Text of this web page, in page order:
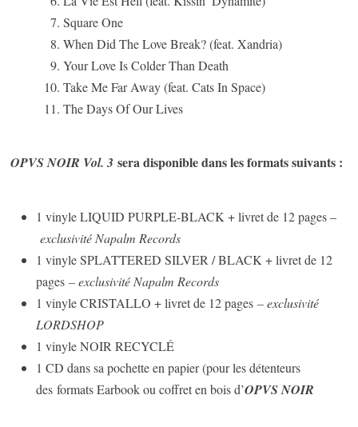
Square One
When Did The Love Break? (feat. Xandria)
Your Love Is Colder Than Death
Take Me Far Away (feat. Cats In Space)
The Days Of Our Lives
OPVS NOIR Vol. 3 sera disponible dans les formats suivants :
1 vinyle LIQUID PURPLE-BLACK + livret de 12 pages –
exclusivité Napalm Records
1 vinyle SPLATTERED SILVER / BLACK + livret de 12
pages– exclusivité Napalm Records
1 vinyle CRISTALLO + livret de 12 pages– exclusivité
LORDSHOP
1 vinyle NOIR RECYCLÉ
1 CD dans sa pochette en papier (pour les détenteurs
des formats Earbook ou coffret en bois d’OPVS NOIR